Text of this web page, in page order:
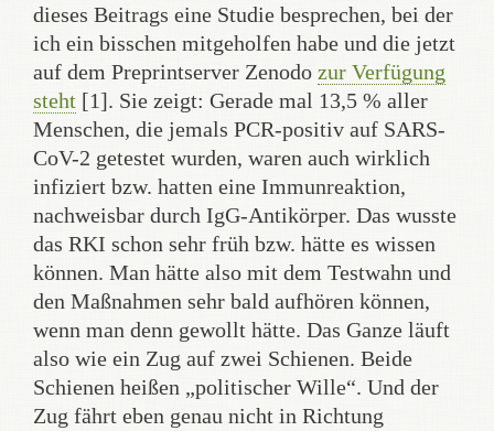
dieses Beitrags eine Studie besprechen, bei der
ich ein bisschen mitgeholfen habe und die jetzt
auf dem Preprintserver Zenodo zur Verfügung
steht [1]. Sie zeigt: Gerade mal 13,5 % aller
Menschen, die jemals PCR-positiv auf SARS-
CoV-2 getestet wurden, waren auch wirklich
infiziert bzw. hatten eine Immunreaktion,
nachweisbar durch IgG-Antikörper. Das wusste
das RKI schon sehr früh bzw. hätte es wissen
können. Man hätte also mit dem Testwahn und
den Maßnahmen sehr bald aufhören können,
wenn man denn gewollt hätte. Das Ganze läuft
also wie ein Zug auf zwei Schienen. Beide
Schienen heißen „politischer Wille“. Und der
Zug fährt eben genau nicht in Richtung